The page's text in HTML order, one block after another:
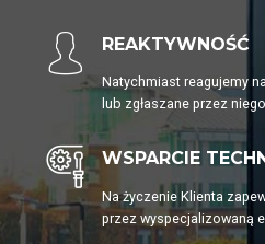
REAKTYWNOŚĆ
Natychmiast reagujemy
lub zgłaszane przez
WSPARCIE
Na życzenie Klienta
przez wyspecjalizowaną